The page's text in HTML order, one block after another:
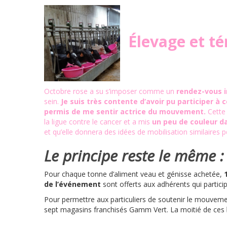
Élevage et
Octobre rose a su s’imposer comme un rendez-vous
sein. Je suis très contente d’avoir pu participer à
permis de me sentir actrice du mouvement.
la ligue contre le cancer et a mis un peu de couleur
et qu’elle donnera des idées de mobilisation similaires
Le principe reste le même :
Pour chaque tonne d’aliment veau et génisse achetée,
de l’événement sont offerts aux adhérents qui
Pour permettre aux particuliers de soutenir le
sept magasins franchisés Gamm Vert. La moitié de ces